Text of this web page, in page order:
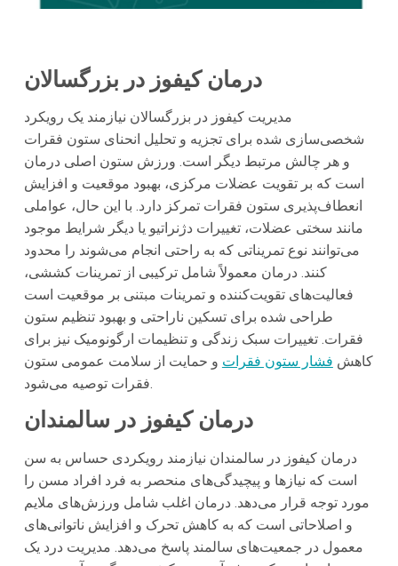
درمان کیفوز در بزرگسالان
مدیریت کیفوز در بزرگسالان نیازمند یک رویکرد
شخصی‌سازی شده برای تجزیه و تحلیل انحنای ستون فقرات
و هر چالش مرتبط دیگر است. ورزش ستون اصلی درمان
است که بر تقویت عضلات مرکزی، بهبود موقعیت و افزایش
انعطاف‌پذیری ستون فقرات تمرکز دارد. با این حال، عواملی
مانند سختی عضلات، تغییرات دژنراتیو یا دیگر شرایط موجود
می‌توانند نوع تمریناتی که به راحتی انجام می‌شوند را محدود
کنند. درمان معمولاً شامل ترکیبی از تمرینات کششی،
فعالیت‌های تقویت‌کننده و تمرینات مبتنی بر موقعیت است
طراحی شده برای تسکین ناراحتی و بهبود تنظیم ستون
فقرات. تغییرات سبک زندگی و تنظیمات ارگونومیک نیز برای
کاهش فشار ستون فقرات و حمایت از سلامت عمومی ستون
فقرات توصیه می‌شود.
درمان کیفوز در سالمندان
درمان کیفوز در سالمندان نیازمند رویکردی حساس به سن
است که نیازها و پیچیدگی‌های منحصر به فرد افراد مسن را
مورد توجه قرار می‌دهد. درمان اغلب شامل ورزش‌های ملایم
و اصلاحاتی است که به کاهش تحرک و افزایش ناتوانی‌های
معمول در جمعیت‌های سالمند پاسخ می‌دهد. مدیریت درد یک